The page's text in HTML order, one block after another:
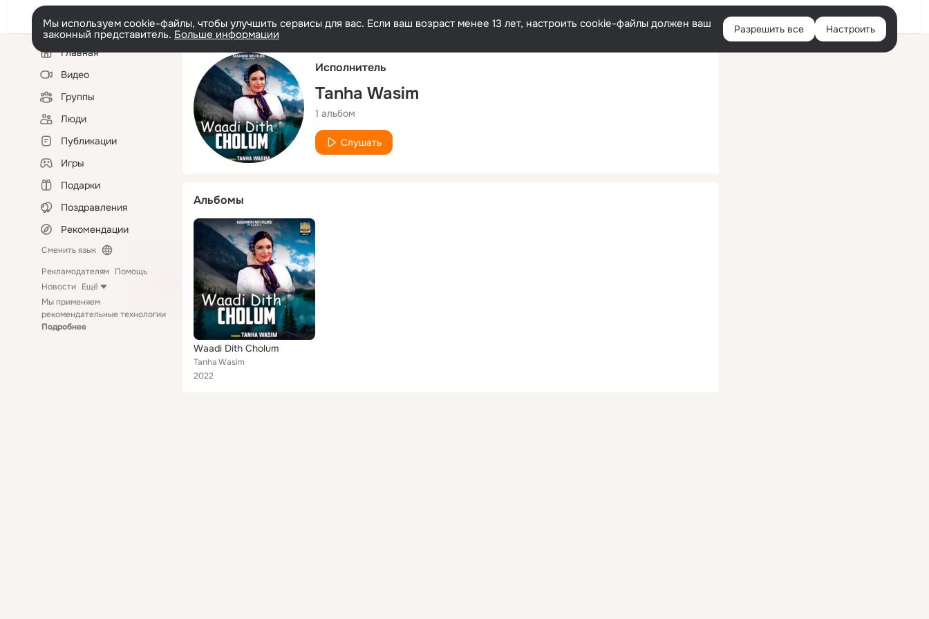
Русский Войти
Мы используем cookie-файлы, чтобы улучшить сервисы для вас. Если ваш возраст менее 13 лет, настроить cookie-файлы должен ваш
законный представитель. Больше информации Разрешить все Настроить
Левая
колонкаГлавная
Видео
Группы
Люди
Публикации
Игры
Подарки
Поздравления
Рекомендации
Сменить язык
Рекламодателям Помощь
Новости Ещё
Мы применяем
рекомендательные технологии
Подробнее
Исполнитель
Tanha Wasim
1 альбом
Слушать
Альбомы
Waadi Dith Cholum
Tanha Wasim
2022